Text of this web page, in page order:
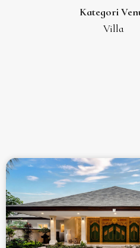
Kategori
Villa